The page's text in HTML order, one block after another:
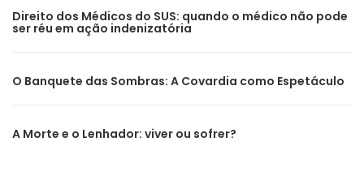
Direito dos Médicos do SUS: quando o médico não pode
ser réu em ação indenizatória
O Banquete das Sombras: A Covardia como Espetáculo
A Morte e o Lenhador: viver ou sofrer?